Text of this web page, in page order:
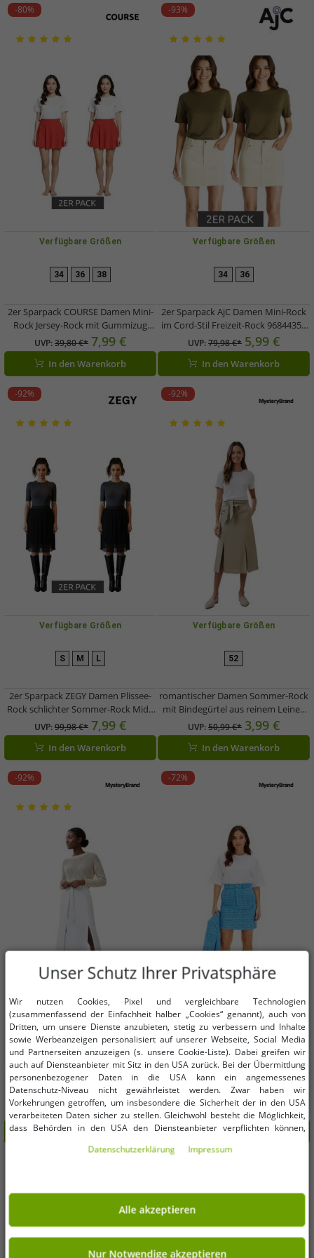
-80%
Verfügbare Größen
34 36 38
2er Sparpack COURSE Damen Mini-
Rock Jersey-Rock mit Gummizug
ausgestellter Sommer-Rock Rot
UVP:39,80 €* 7,99 €
In den Warenkorb
-93%
Verfügbare Größen
34 36
2er Sparpack AjC Damen Mini-Rock
im Cord-Stil Freizeit-Rock 96844353
Creme-Weiß
UVP:79,98 €* 5,99 €
In den Warenkorb
-92%
Verfügbare Größen
S M L
2er Sparpack ZEGY Damen Plissee-
Rock schlichter Sommer-Rock Midi-
Rock 1052 Schwarz
UVP:99,98 €* 7,99 €
In den Warenkorb
-92%
Verfügbare Größen
52
romantischer Damen Sommer-Rock
mit Bindegürtel aus reinem Leinen
Midi-Rock 927542 Khaki
UVP:50,99 €* 3,99 €
In den Warenkorb
-92%
Verfügbare Größen
46 48 50 52
romantischer Damen Sommer-Rock
mit Bindegürtel aus reinem Leinen
Midi-Rock 905991 Weiß
UVP: 50,99 €* 3,99 €
In den Warenkorb
-72%
Verfügbare Größen
36 38 40 42 44 46 48
50
stylischer Damen Boucle Mini-Rock
Strick-Rock mit Silber-Akzenten
960601 Brilliantblau
UVP: 11,99 €* 3,33 €
In den Warenkorb
Unser Schutz Ihrer Privatsphäre
Wir nutzen Cookies, Pixel und vergleichbare Technologien
(zusammenfassend der Einfachheit halber „Cookies“ genannt), auch von
Dritten, um unsere Dienste anzubieten, stetig zu verbessern und Inhalte
sowie Werbeanzeigen personalisiert auf unserer Webseite, Social Media
und Partnerseiten anzuzeigen (s. unsere Cookie-Liste). Dabei greifen wir
auch auf Diensteanbieter mit Sitz in den USA zurück. Bei der Übermittlung
personenbezogener Daten in die USA kann ein angemessenes
Datenschutz-Niveau nicht gewährleistet werden. Zwar haben wir
Vorkehrungen getroffen, um insbesondere die Sicherheit der in den USA
verarbeiteten Daten sicher zu stellen. Gleichwohl besteht die Möglichkeit,
dass Behörden in den USA den Diensteanbieter verpflichten können,
im Einzelfall auf Basis entsprechender US-Gesetzgebung, ein wirksamer
Zugriff informiert wirst. Mit Deiner Einwilligung gem. Art. 49 Abs. 1 lit. a
DSGVO erklärst Du Dich in die Übermittlung in die USA für einverstanden
(s.a. unsere Datenschutzerklärung). Du hast die Wahl, ob nur notwendige
Cookies verwendet werden sollen oder ob Du darüber hinaus weitere
Cookies akzeptieren möchtest. Standardmäßig sind nur notwendige Dienste
aktiv, was Du unter „Nur Notwendige akzeptieren verwenden“ bestätigen
Daten­schutz­erklärung Impressum
Alle akzeptieren
Nur Notwendige akzeptieren